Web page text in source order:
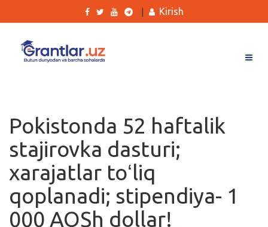
Ishlar
Kurslar
Blog
Yana
Kirish
Pokistonda 52 haftalik
stajirovka dasturi;
xarajatlar toʻliq
qoplanadi; stipendiya- 1
000 AQSh dollar!